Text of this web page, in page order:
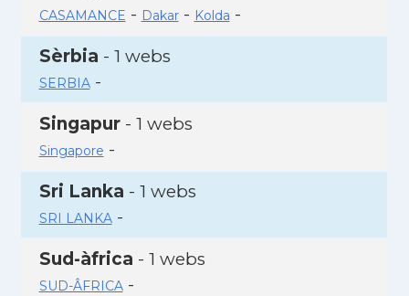
CASAMANCE - Dakar- Kolda -
Sèrbia - 1 webs
SERBIA-
Singapur- 1 webs
Singapore -
Sri Lanka - 1 webs
SRI LANKA-
Sud-àfrica - 1 webs
SUD-ÂFRICA-